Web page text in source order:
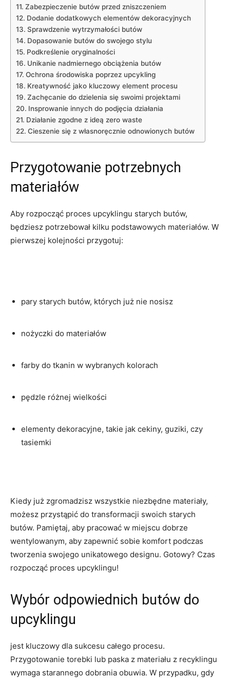
Zabezpieczenie butów przed zniszczeniem
Dodanie dodatkowych elementów dekoracyjnych
Sprawdzenie wytrzymałości butów
Dopasowanie ⁤butów ⁢do swojego stylu
Podkreślenie oryginalności
Unikanie nadmiernego obciążenia⁢ butów
Ochrona środowiska‍ poprzez upcykling
Kreatywność jako⁤ kluczowy element⁤ procesu
Zachęcanie do dzielenia się swoimi projektami
Insprowanie innych do podjęcia działania
Działanie‌ zgodne z ideą zero waste
Cieszenie ‍się z własnoręcznie⁤ odnowionych ‍butów
Przygotowanie potrzebnych
materiałów
Aby rozpocząć proces upcyklingu starych butów,
będziesz potrzebował kilku podstawowych materiałów. W
⁣pierwszej kolejności przygotuj:
pary starych butów, których już nie nosisz
nożyczki​ do materiałów
farby⁢ do tkanin w⁢ wybranych ​kolorach
pędzle różnej wielkości
elementy dekoracyjne,​ takie jak ⁣cekiny, guziki, ⁣czy
tasiemki
Kiedy już zgromadzisz ​wszystkie niezbędne materiały,
możesz przystąpić do⁣ transformacji⁢ swoich starych
butów. ‍Pamiętaj, ​aby pracować w miejscu‍ dobrze⁢
wentylowanym, ⁢aby zapewnić ⁢sobie komfort ⁤podczas
⁤tworzenia swojego unikatowego designu. Gotowy?‍ Czas‍
rozpocząć proces upcyklingu!
Wybór ‍odpowiednich butów do
upcyklingu
jest kluczowy dla sukcesu całego procesu.
Przygotowanie⁣ torebki lub paska z materiału ⁢z recyklingu ​
wymaga⁢ starannego dobrania⁤ obuwia. ‌W przypadku, gdy